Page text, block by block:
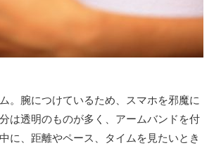
。腕につけているため、スマホを邪魔に
は透明のものが多く、アームバンドを付
に、距離やペース、タイムを見たいとき